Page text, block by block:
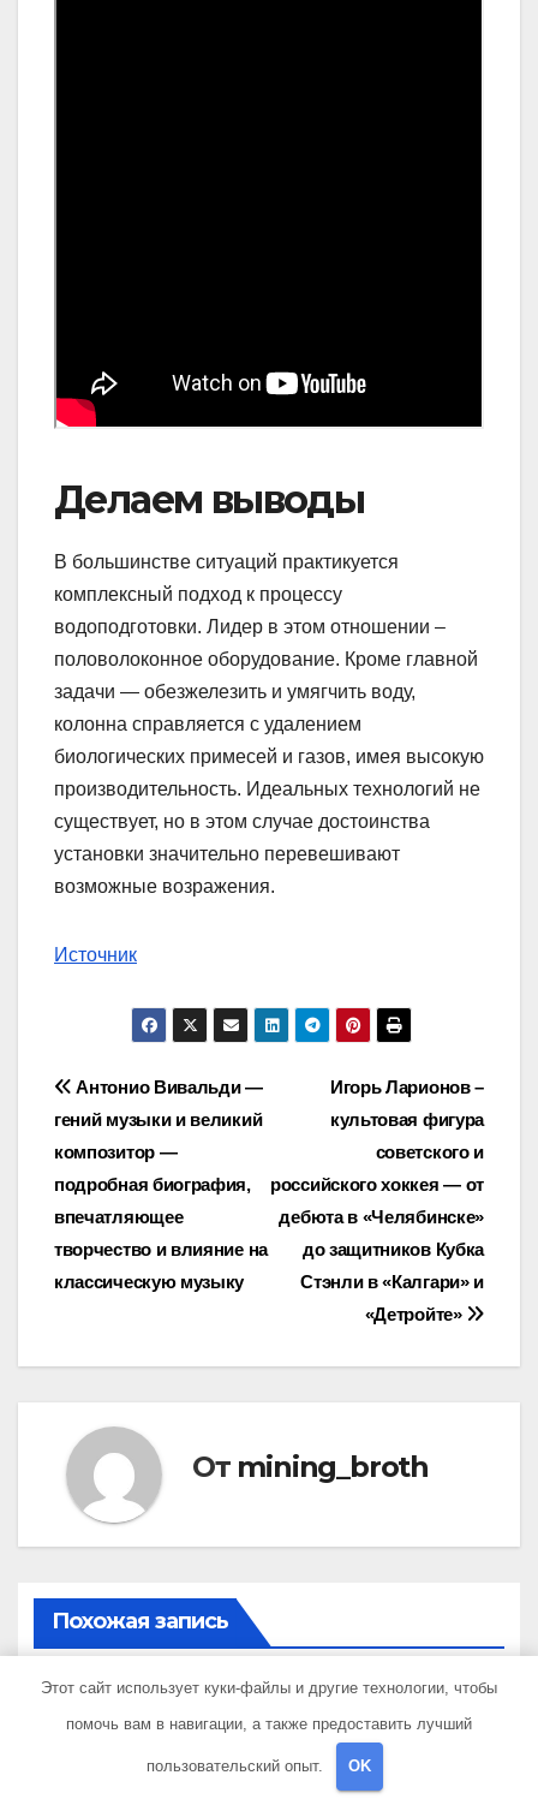
Делаем выводы
В большинстве ситуаций практикуется
комплексный подход к процессу
водоподготовки. Лидер в этом отношении –
половолоконное оборудование. Кроме главной
задачи — обезжелезить и умягчить воду,
колонна справляется с удалением
биологических примесей и газов, имея высокую
производительность. Идеальных технологий не
существует, но в этом случае достоинства
установки значительно перевешивают
возможные возражения.
Источник
Навигация
по
записям
Игорь Ларионов –
культовая фигура
советского и
российского хоккея — от
дебюта в «Челябинске»
до защитников Кубка
Стэнли в «Калгари» и
«Детройте»
Антонио Вивальди —
гений музыки и великий
композитор —
подробная биография,
впечатляющее
творчество и влияние на
классическую музыку
От mining_broth
Похожая запись
UNCATEGORISED
Хой Юрий — причина
Этот сайт использует куки-файлы и другие технологии, чтобы
помочь вам в навигации, а также предоставить лучший
пользовательский опыт. OK